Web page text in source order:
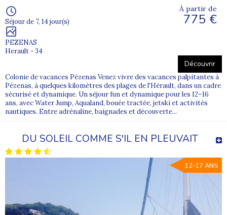
Séjour de 7, 14 jour(s)
PEZENAS
Herault - 34
À partir de
775 €
Découvrir
Colonie de vacances Pézenas Venez vivre des vacances palpitantes à
Pézenas, à quelques kilomètres des plages de l'Hérault, dans un cadre
sécurisé et dynamique. Un séjour fun et dynamique pour les 12–16
ans, avec Water Jump, Aqualand, bouée tractée, jetski et activités
nautiques. Entre adrénaline, baignades et découverte...
DU SOLEIL COMME S'IL EN PLEUVAIT
12-17 ANS